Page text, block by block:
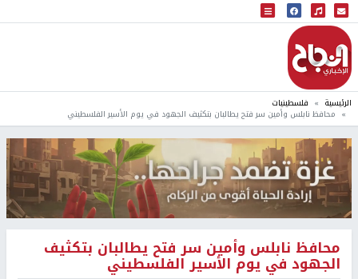
البث المباشر
إذاعة النجاح
الرئيسية فلسطينيات
محافظ نابلس وأمين سر فتح يطالبان بتكثيف الجهود في يوم الأسير الفلسطيني
محافظ نابلس وأمين سر فتح يطالبان بتكثيف
الجهود في يوم الأسير الفلسطيني